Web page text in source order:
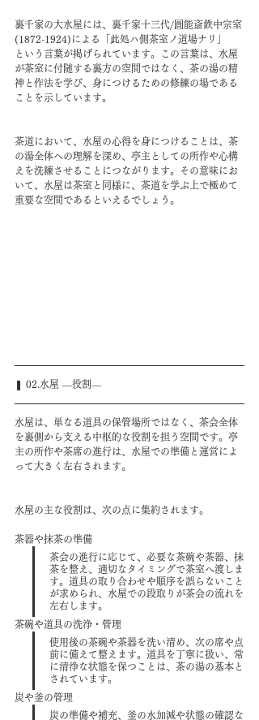
裏千家の大水屋には、裏千家十三代/圓能斎鉄中宗室
(1872-1924)による「此処ハ側茶室ノ道場ナリ」
という言葉が掲げられています。この言葉は、水屋
が茶室に付随する裏方の空間ではなく、茶の湯の精
神と作法を学び、身につけるための修練の場である
ことを示しています。
茶道において、水屋の心得を身につけることは、茶
の湯全体への理解を深め、亭主としての所作や心構
えを洗練させることにつながります。その意味にお
いて、水屋は茶室と同様に、茶道を学ぶ上で極めて
重要な空間であるといえるでしょう。
❚ 02.水屋 ―役割―
水屋は、単なる道具の保管場所ではなく、茶会全体
を裏側から支える中枢的な役割を担う空間です。亭
主の所作や茶席の進行は、水屋での準備と運営によ
って大きく左右されます。
水屋の主な役割は、次の点に集約されます。
茶器や抹茶の準備
茶会の進行に応じて、必要な茶碗や茶器、抹
茶を整え、適切なタイミングで茶室へ渡しま
す。道具の取り合わせや順序を誤らないこと
が求められ、水屋での段取りが茶会の流れを
左右します。
茶碗や道具の洗浄・管理
使用後の茶碗や茶器を洗い清め、次の席や点
前に備えて整えます。道具を丁寧に扱い、常
に清浄な状態を保つことは、茶の湯の基本と
されています。
炭や釜の管理
炭の準備や補充、釜の水加減や状態の確認な